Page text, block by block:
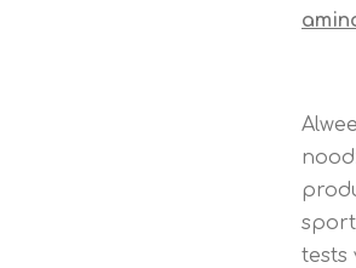
tests